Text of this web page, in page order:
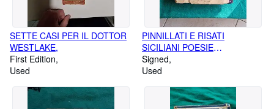
SETTE CASI PER IL DOTTOR
WESTLAKE,
First Edition
Used
PINNILLATI E RISATI
SICILIANI POESIE
UMORISTICHE, D'AMORE
MORALI E VARIE IN
Signed
Used